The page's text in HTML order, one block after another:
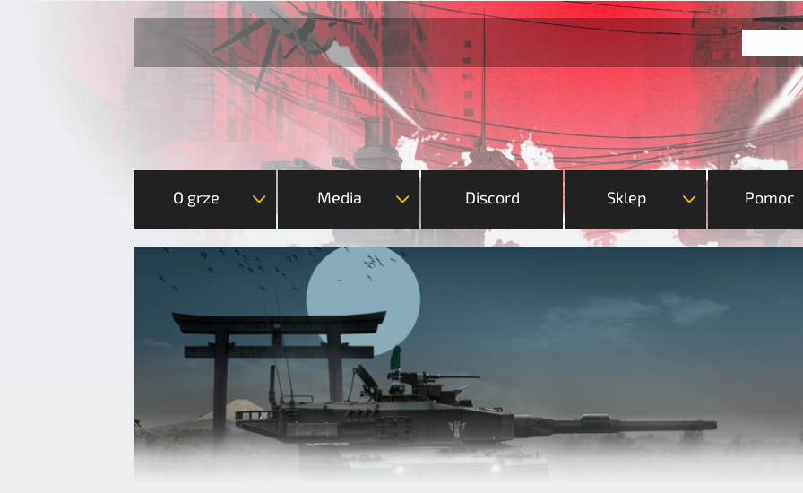
O grze Media Discord Sklep Pomoc